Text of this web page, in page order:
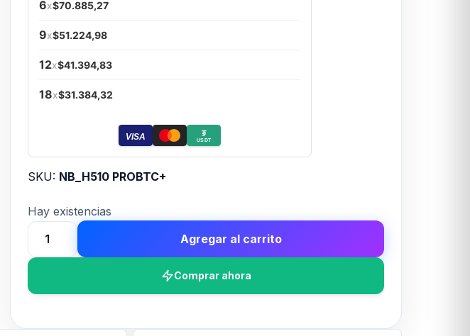
6x$70.885,27
9x$51.224,98
12x$41.394,83
18x$31.384,32
VISA ₮
USDT
SKU: NB_H510 PROBTC+
Hay existencias
MOTHER
ASROCK
Agregar al carrito
Comprar ahora